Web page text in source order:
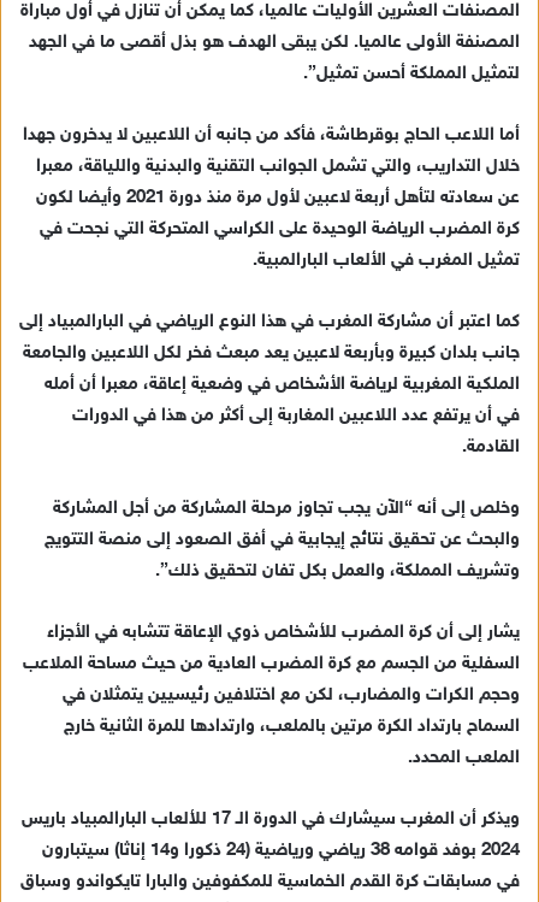
المصنفات العشرين الأوليات عالميا، كما يمكن أن تنازل في أول مباراة
المصنفة الأولى عالميا. لكن يبقى الهدف هو بذل أقصى ما في الجهد
لتمثيل المملكة أحسن تمثيل”.
أما اللاعب الحاج بوقرطاشة، فأكد من جانبه أن اللاعبين لا يدخرون جهدا
خلال التداريب، والتي تشمل الجوانب التقنية والبدنية واللياقة، معبرا
عن سعادته لتأهل أربعة لاعبين لأول مرة منذ دورة 2021 وأيضا لكون
كرة المضرب الرياضة الوحيدة على الكراسي المتحركة التي نجحت في
تمثيل المغرب في الألعاب البارالمبية.
كما اعتبر أن مشاركة المغرب في هذا النوع الرياضي في البارالمبياد إلى
جانب بلدان كبيرة وبأربعة لاعبين يعد مبعث فخر لكل اللاعبين والجامعة
الملكية المغربية لرياضة الأشخاص في وضعية إعاقة، معبرا أن أمله
في أن يرتفع عدد اللاعبين المغاربة إلى أكثر من هذا في الدورات
القادمة.
وخلص إلى أنه “الآن يجب تجاوز مرحلة المشاركة من أجل المشاركة
والبحث عن تحقيق نتائج إيجابية في أفق الصعود إلى منصة التتويج
وتشريف المملكة، والعمل بكل تفان لتحقيق ذلك”.
يشار إلى أن كرة المضرب للأشخاص ذوي الإعاقة تتشابه في الأجزاء
السفلية من الجسم مع كرة المضرب العادية من حيث مساحة الملاعب
وحجم الكرات والمضارب، لكن مع اختلافين رئيسيين يتمثلان في
السماح بارتداد الكرة مرتين بالملعب، وارتدادها للمرة الثانية خارج
الملعب المحدد.
ويذكر أن المغرب سيشارك في الدورة الـ 17 للألعاب البارالمبياد باريس
2024 بوفد قوامه 38 رياضي ورياضية (24 ذكورا و14 إناثا) سيتبارون
في مسابقات كرة القدم الخماسية للمكفوفين والبارا تايكواندو وسباق